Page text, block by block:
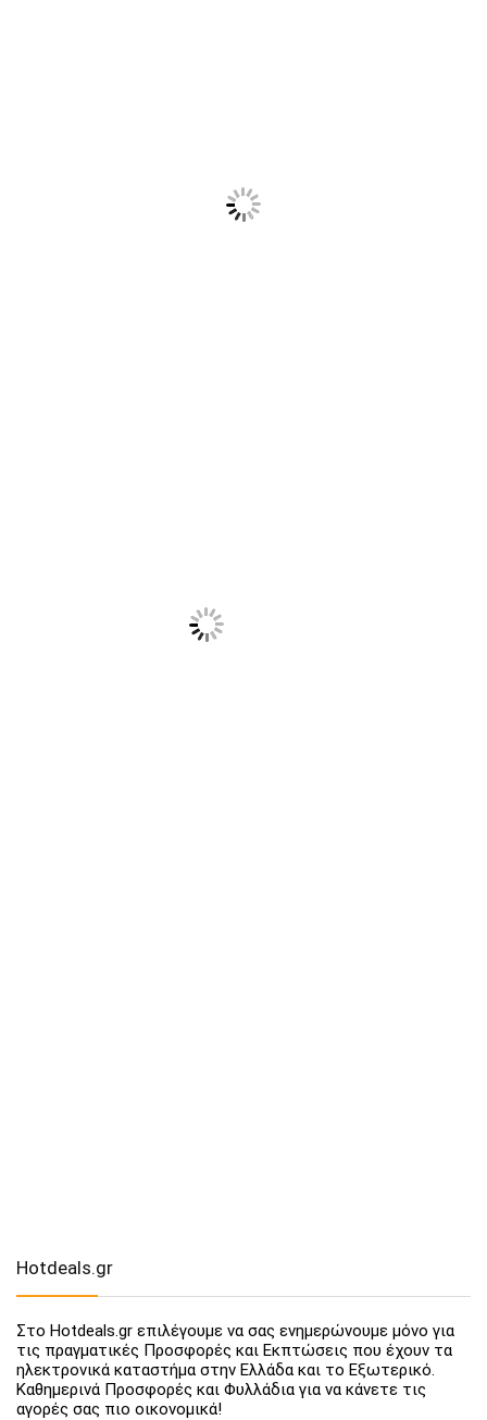
Hotdeals.gr
Στο Hotdeals.gr επιλέγουμε να σας ενημερώνουμε μόνο για
τις πραγματικές Προσφορές και Εκπτώσεις που έχουν τα
ηλεκτρονικά καταστήμα στην Ελλάδα και το Εξωτερικό.
Καθημερινά Προσφορές και Φυλλάδια για να κάνετε τις
αγορές σας πιο οικονομικά!